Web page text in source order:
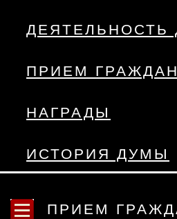
ДЕЯТЕЛЬНОСТЬ
ПРИЕМ ГРАЖДАН
НАГРАДЫ
ИСТОРИЯ ДУМЫ
ПРИЕМ